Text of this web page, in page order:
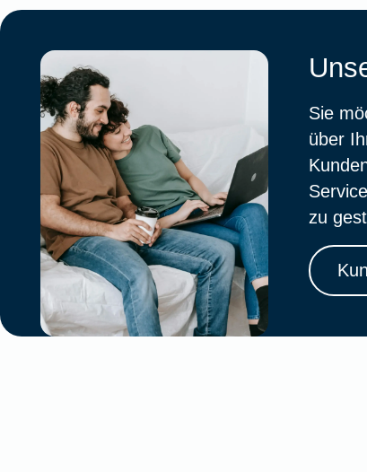
Sie
über
zu